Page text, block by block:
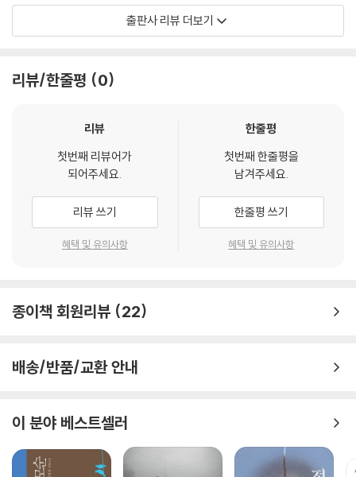
되어 결국 죽임을 당한, 조선 왕조 500년 역사상 가장 슬프고 애달픈 이야
략과 음모가 한데 뒤엉겨 있고, 그런 치세와 처세 속에서도 죽음으로서 지
은 이가 사육신(死六臣)을 필두로 일백이 넘고, 세상에 뜻을 끊고 평생을
다. 역사의 파란과 상처를 날것으로 품고 있는 단종의 이야기는, 그리하여
모든 역사 드라마와 영화의 원형(DNA)이 되었다.
역사책에서는 계유정난(癸酉靖難)이라 부르지만, 이 사건이 가져온 파
장은 실로 엄청났다.이후 조정을 온통 검붉은 피로 물들게 했던 단종복위
사극을 보다보면 자연스럽게 생기는 궁금증이 있다. 저 드라마의 대본은
앞선 작업들이 있었기에 가능했던 것이다.
〈동아일보〉에 연재된 원작 소설을 현대의 독자들이 이해하기에는 어려움
이 많다. 그리하여 작품의 원형과 본뜻을 훼손시키지 않는 선에서 문장 대
부분을 현대의 독자들이 이해하기 쉽도록 다듬었다. 우리 시대의 언어 감
출판사 리뷰 더보기
리뷰/한줄평 0
리뷰
첫번째 리뷰어가
되어주세요.
리뷰 쓰기
혜택 및 유의사항
한줄평
첫번째 한줄평을
남겨주세요.
한줄평 쓰기
혜택 및 유의사항
종이책 회원리뷰 22
배송/반품/교환 안내
이 분야 베스트셀러